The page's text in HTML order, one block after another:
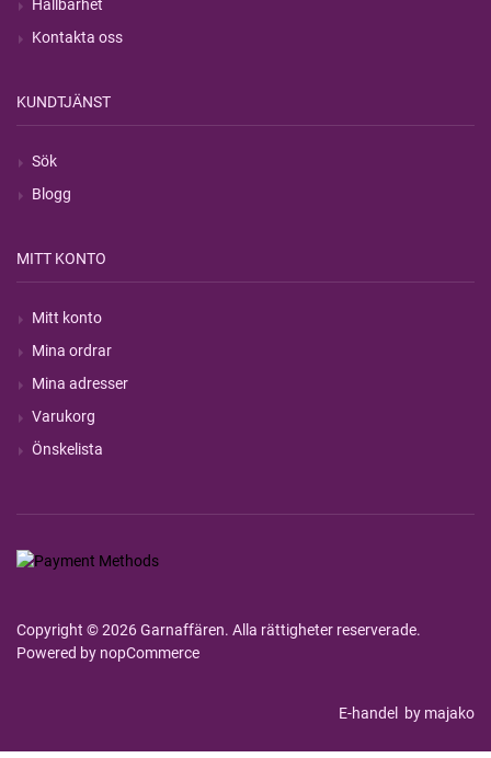
Hållbarhet
Kontakta oss
KUNDTJÄNST
Sök
Blogg
MITT KONTO
Mitt konto
Mina ordrar
Mina adresser
Varukorg
Önskelista
Copyright © 2026 Garnaffären. Alla rättigheter reserverade.
Powered by nopCommerce
E-handel by majako